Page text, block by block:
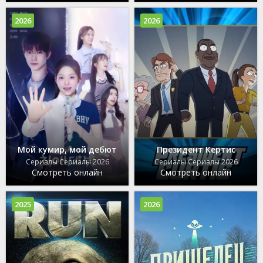
Мой кумир, мой дебют
Сериалы Сериалы 2026
Смотреть онлайн
2026
Президент Кертис
Сериалы Сериалы 2026
Смотреть онлайн
2026
2025 2026